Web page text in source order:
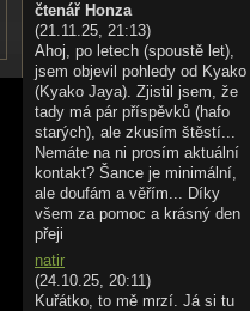
čtenář Honza
(21.11.25, 21:13)
Ahoj, po letech (spoustě let),
jsem objevil pohledy od Kyako
(Kyako Jaya). Zjistil jsem, že
tady má pár příspěvků (hafo
starých), ale zkusím štěstí...
Nemáte na ni prosím aktuální
kontakt? Šance je minimální,
ale doufám a věřím... Díky
všem za pomoc a krásný den
přeji
natir
(24.10.25, 20:11)
Kuřátko, to mě mrzí. Já si tu